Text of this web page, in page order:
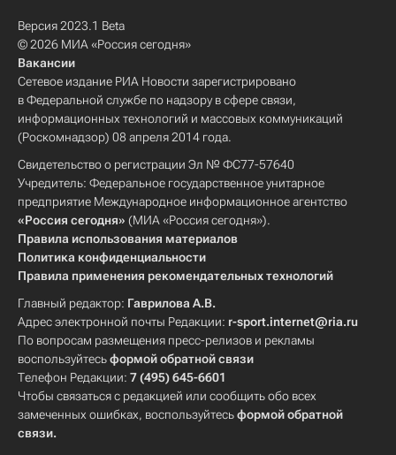
Версия 2023.1 Beta
© 2026 МИА «Россия сегодня»
Вакансии
Сетевое издание РИА Новости зарегистрировано
в Федеральной службе по надзору в сфере связи,
информационных технологий и массовых коммуникаций
(Роскомнадзор) 08 апреля 2014 года.
Свидетельство о регистрации Эл № ФС77-57640
Учредитель: Федеральное государственное унитарное
предприятие Международное информационное агентство
«Россия сегодня» (МИА «Россия сегодня»).
Правила использования материалов
Политика конфиденциальности
Правила применения рекомендательных технологий
Главный редактор: Гаврилова А.В.
Адрес электронной почты Редакции: r-sport.internet@ria.ru
По вопросам размещения пресс-релизов и рекламы
воспользуйтесьформой обратной связи
Телефон Редакции: 7 (495) 645-6601
Чтобы связаться с редакцией или сообщить обо всех
замеченных ошибках, воспользуйтесьформой обратной
связи.